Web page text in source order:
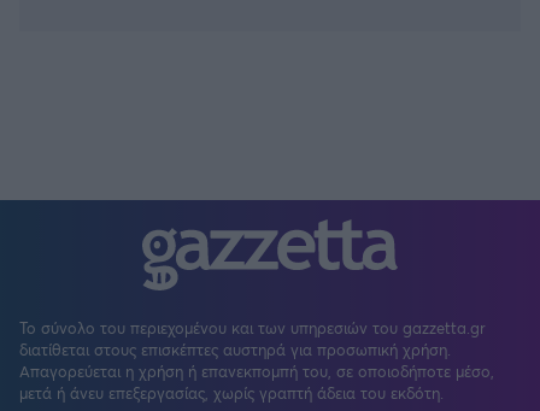
Το σύνολο του περιεχομένου και των υπηρεσιών του gazzetta.gr
διατίθεται στους επισκέπτες αυστηρά για προσωπική χρήση.
Απαγορεύεται η χρήση ή επανεκπομπή του, σε οποιοδήποτε μέσο,
μετά ή άνευ επεξεργασίας, χωρίς γραπτή άδεια του εκδότη.